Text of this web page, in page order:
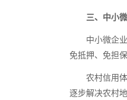
三、中小
中小微企
免抵押、免担
农村信用
逐步解决农村